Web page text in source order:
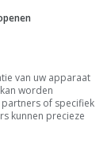
T3-
van uw apparaat
worden
of specifiek
kunnen precieze